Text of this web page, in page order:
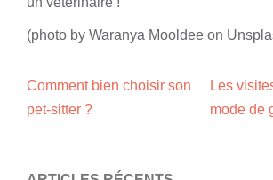
(photo by Waranya Mooldee on
NAVIGATION
Comment bien choisir son
pet-sitter ?
Les
mode de